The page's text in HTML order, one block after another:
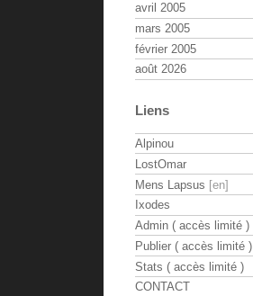
avril 2005
mars 2005
février 2005
août 2026
Liens
Alpinou
LostOmar
Mens Lapsus
Ixodes
Admin ( accès limité )
Publier ( accès limité )
Stats ( accès limité )
CONTACT